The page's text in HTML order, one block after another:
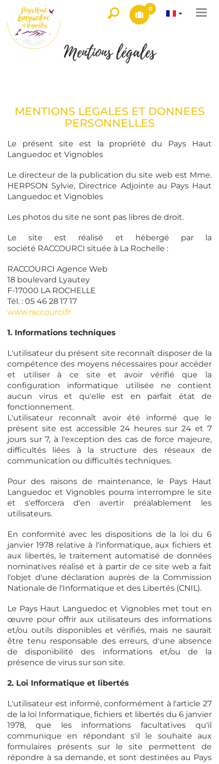
0
Mentions légales
MENTIONS LEGALES ET DONNEES
PERSONNELLES
Le présent site est la propriété du Pays Haut
Languedoc et Vignobles
Le directeur de la publication du site web est Mme.
HERPSON Sylvie, Directrice Adjointe au Pays Haut
Languedoc et Vignobles
Les photos du site ne sont pas libres de droit.
Le site est réalisé et hébergé par la
société RACCOURCI située à La Rochelle :
RACCOURCI Agence Web
18 boulevard Lyautey
F-17000 LA ROCHELLE
Tél. : 05 46 28 17 17
www.raccourci.fr
1. Informations techniques
L'utilisateur du présent site reconnaît disposer de la
compétence des moyens nécessaires pour accéder
et utiliser à ce site et avoir vérifié que la
configuration informatique utilisée ne contient
aucun virus et qu'elle est en parfait état de
fonctionnement.
L'utilisateur reconnaît avoir été informé que le
présent site est accessible 24 heures sur 24 et 7
jours sur 7, à l'exception des cas de force majeure,
difficultés liées à la structure des réseaux de
communication ou difficultés techniques.
Pour des raisons de maintenance, le Pays Haut
Languedoc et Vignobles pourra interrompre le site
et s'efforcera d'en avertir préalablement les
utilisateurs.
En conformité avec les dispositions de la loi du 6
janvier 1978 relative à l'informatique, aux fichiers et
aux libertés, le traitement automatisé de données
nominatives réalisé et à partir de ce site web a fait
l'objet d'une déclaration auprès de la Commission
Nationale de l'Informatique et des Libertés (CNIL).
Le Pays Haut Languedoc et Vignobles met tout en
œuvre pour offrir aux utilisateurs des informations
et/ou outils disponibles et vérifiés, mais ne saurait
être tenu responsable des erreurs, d'une absence
de disponibilité des informations et/ou de la
présence de virus sur son site.
2. Loi Informatique et libertés
L'utilisateur est informé, conformément à l'article 27
de la loi Informatique, fichiers et libertés du 6 janvier
1978, que les informations facultatives qu'il
communique en répondant s'il le souhaite aux
formulaires présents sur le site permettent de
répondre à sa demande, et sont destinées au Pays